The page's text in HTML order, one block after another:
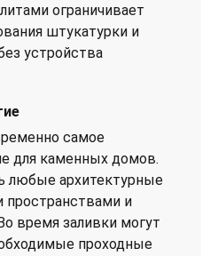
ограничивает
штукатурки и
устройства
самое
для каменных домов.
любые архитектурные
и
время заливки могут
проходные